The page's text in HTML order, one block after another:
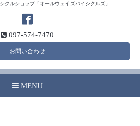
クルショップ「オールウェイズバイシクルズ」
097-574-7470
お問い合わせ
MENU